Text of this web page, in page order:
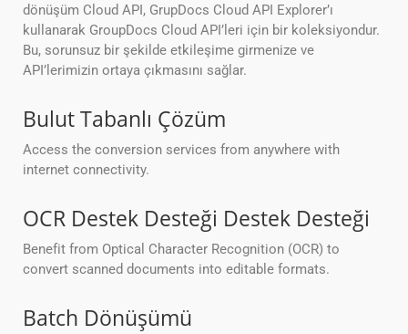
dönüşüm Cloud API, GrupDocs Cloud API Explorer’ı
kullanarak GroupDocs Cloud API’leri için bir koleksiyondur.
Bu, sorunsuz bir şekilde etkileşime girmenize ve
API’lerimizin ortaya çıkmasını sağlar.
Bulut Tabanlı Çözüm
Access the conversion services from anywhere with
internet connectivity.
OCR Destek Desteği Destek Desteği
Benefit from Optical Character Recognition (OCR) to
convert scanned documents into editable formats.
Batch Dönüşümü